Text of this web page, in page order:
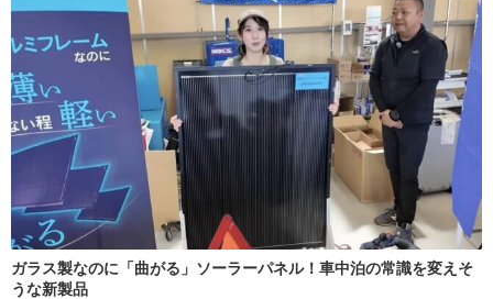
ガラス製なのに「曲がる」ソーラーパネル！車中泊の常識を変えそ
うな新製品